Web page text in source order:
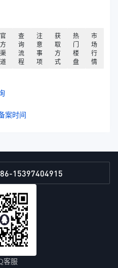
官
方
渠
道
查
询
流
程
注
意
事
项
获
取
方
式
热
门
楼
盘
市
场
行
情
案时间
15397404915
客服